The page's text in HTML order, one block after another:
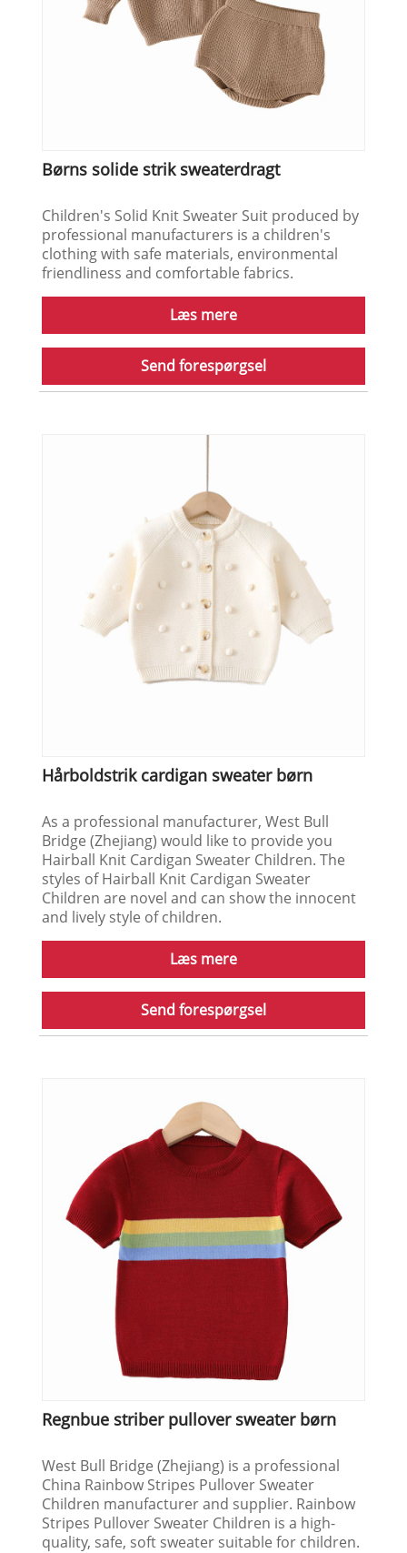
Børns solide strik sweaterdragt
Children's Solid Knit Sweater Suit produced by
professional manufacturers is a children's
clothing with safe materials, environmental
friendliness and comfortable fabrics.
Læs mere
Send forespørgsel
Hårboldstrik cardigan sweater børn
As a professional manufacturer, West Bull
Bridge (Zhejiang) would like to provide you
Hairball Knit Cardigan Sweater Children. The
styles of Hairball Knit Cardigan Sweater
Children are novel and can show the innocent
and lively style of children.
Læs mere
Send forespørgsel
Regnbue striber pullover sweater børn
West Bull Bridge (Zhejiang) is a professional
China Rainbow Stripes Pullover Sweater
Children manufacturer and supplier. Rainbow
Stripes Pullover Sweater Children is a high-
quality, safe, soft sweater suitable for children.